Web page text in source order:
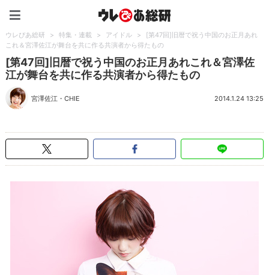
ウレぴあ総研 > 特集・連載 > アイドル >
[第47回]旧暦で祝う中国のお正月あれ
これ＆宮澤佐江が舞台を共に作る共演者から得たもの
[第47回]旧暦で祝う中国のお正月あれこれ＆宮澤佐
江が舞台を共に作る共演者から得たもの
宮澤佐江 ・CHIE 2014.1.24 13:25